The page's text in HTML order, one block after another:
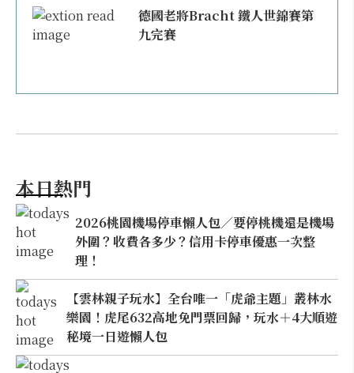
德國老將Bracht 鐵人世錦賽第
九完賽
本日熱門
2026桃園機場停車懶人包／要停桃機還是機場
外圍？收費各多少？信用卡停車優惠一次整
理！
【雲林親子玩水】全台唯一「虎爺主題」叢林水
樂園！虎尾632高地免門票回歸，玩水＋4大順遊
秘境一日遊懶人包